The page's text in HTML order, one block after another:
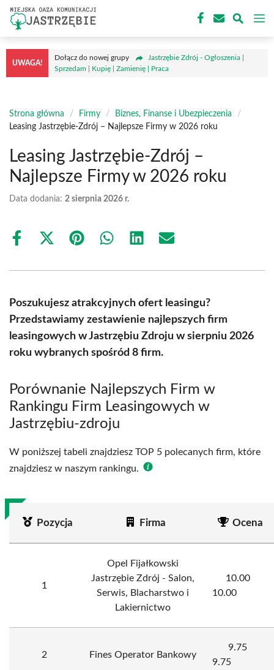
Przejdź
treści
UWAGA!
Dołącz do nowej grupy
Jastrzębie Zdrój - Ogłoszenia |
Sprzedam | Kupię | Zamienię | Praca
Strona główna / Firmy / Biznes, Finanse i Ubezpieczenia
/
Leasing Jastrzębie-Zdrój – Najlepsze Firmy w 2026 roku
Leasing Jastrzębie-Zdrój –
Najlepsze Firmy w 2026 roku
Data dodania: 2 sierpnia 2026 r.
Share
Share
(Twitter)
Share Share Share Share
Poszukujesz atrakcyjnych ofert leasingu?
Przedstawiamy zestawienie najlepszych firm
leasingowych w Jastrzębiu Zdroju w sierpniu 2026
roku wybranych spośród 8 firm.
Porównanie Najlepszych Firm w
Rankingu Firm Leasingowych w
Jastrzębiu-zdroju
W poniższej tabeli znajdziesz TOP 5 polecanych firm, które
znajdziesz w naszym rankingu.
Pozycja Firma Ocena
1
Opel Fijałkowski
Jastrzębie Zdrój - Salon,
Serwis, Blacharstwo i
Lakiernictwo
10.00
10.00
2 Fines Operator Bankowy
9.75
9.75